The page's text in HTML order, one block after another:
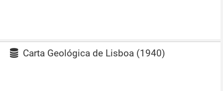
Carta Geológica de Lisboa (1940)